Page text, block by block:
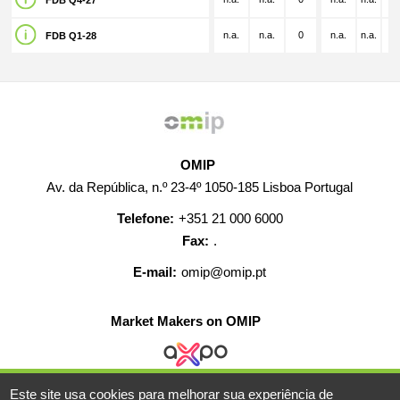
FDB Q1-28 n.a. n.a. 0 n.a. n.a.
OMIP
Av. da República, n.º 23-4º 1050-185 Lisboa Portugal
Telefone: +351 21 000 6000
Fax: .
E-mail: omip@omip.pt
Market Makers on OMIP
Este site usa cookies para melhorar sua experiência de